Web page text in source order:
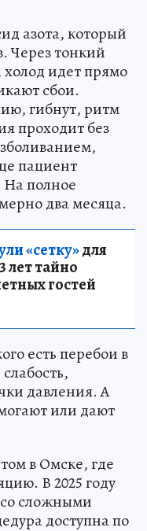
азота, который
Через тонкий
холод идет прямо
сбои.
гибнут, ритм
проходит без
пациент
полное
два месяца.
«сетку»для
лет тайно
гостей
есть перебои в
давления. А
или дают
в Омске, где
В 2025 году
сложными
доступна по